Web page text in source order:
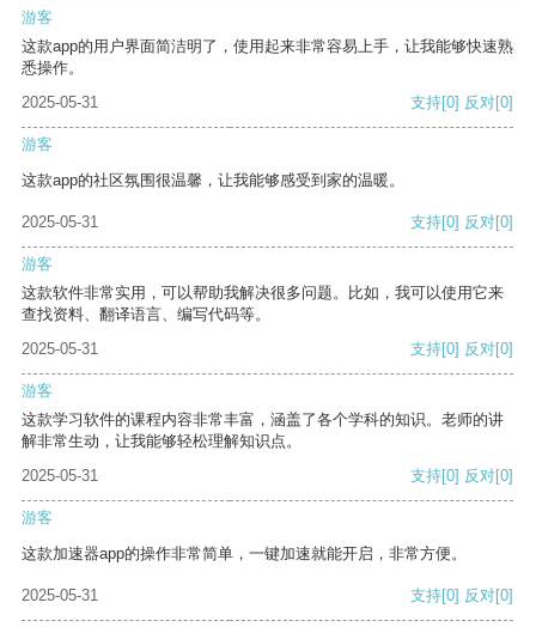
游客
这款app的用户界面简洁明了，使用起来非常容易上手，让我能够快速熟
悉操作。
2025-05-31
支持[0] 反对[0]
游客
这款app的社区氛围很温馨，让我能够感受到家的温暖。
2025-05-31 支持[0] 反对[0]
游客
这款软件非常实用，可以帮助我解决很多问题。比如，我可以使用它来
查找资料、翻译语言、编写代码等。
2025-05-31
支持[0] 反对[0]
游客
这款学习软件的课程内容非常丰富，涵盖了各个学科的知识。老师的讲
解非常生动，让我能够轻松理解知识点。
2025-05-31
支持[0] 反对[0]
游客
这款加速器app的操作非常简单，一键加速就能开启，非常方便。
2025-05-31 支持[0] 反对[0]